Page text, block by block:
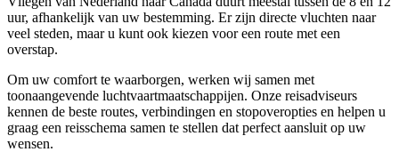
uur, afhankelijk van uw bestemming. Er zijn directe vluchten naar
veel steden, maar u kunt ook kiezen voor een route met een
overstap.
Om uw comfort te waarborgen, werken wij samen met
toonaangevende luchtvaartmaatschappijen. Onze reisadviseurs
kennen de beste routes, verbindingen en stopoveropties en helpen u
graag een reisschema samen te stellen dat perfect aansluit op uw
wensen.